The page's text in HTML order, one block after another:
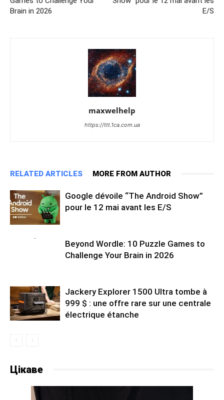
Brain in 2026
E/S
maxwelhelp
https://ttt.1ca.com.ua
RELATED ARTICLES MORE FROM AUTHOR
Google dévoile “The Android Show”
pour le 12 mai avant les E/S
Beyond Wordle: 10 Puzzle Games to
Challenge Your Brain in 2026
Jackery Explorer 1500 Ultra tombe à
999 $ : une offre rare sur une centrale
électrique étanche
Цікаве